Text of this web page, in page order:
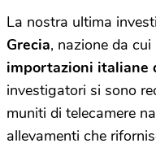
La nostra ultima
Grecia, nazione da
importazioni italiane
investigatori si sono
muniti di telecamere
allevamenti che